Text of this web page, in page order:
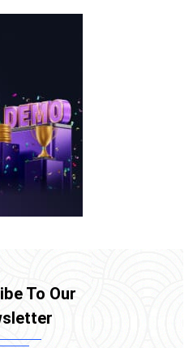
To Our